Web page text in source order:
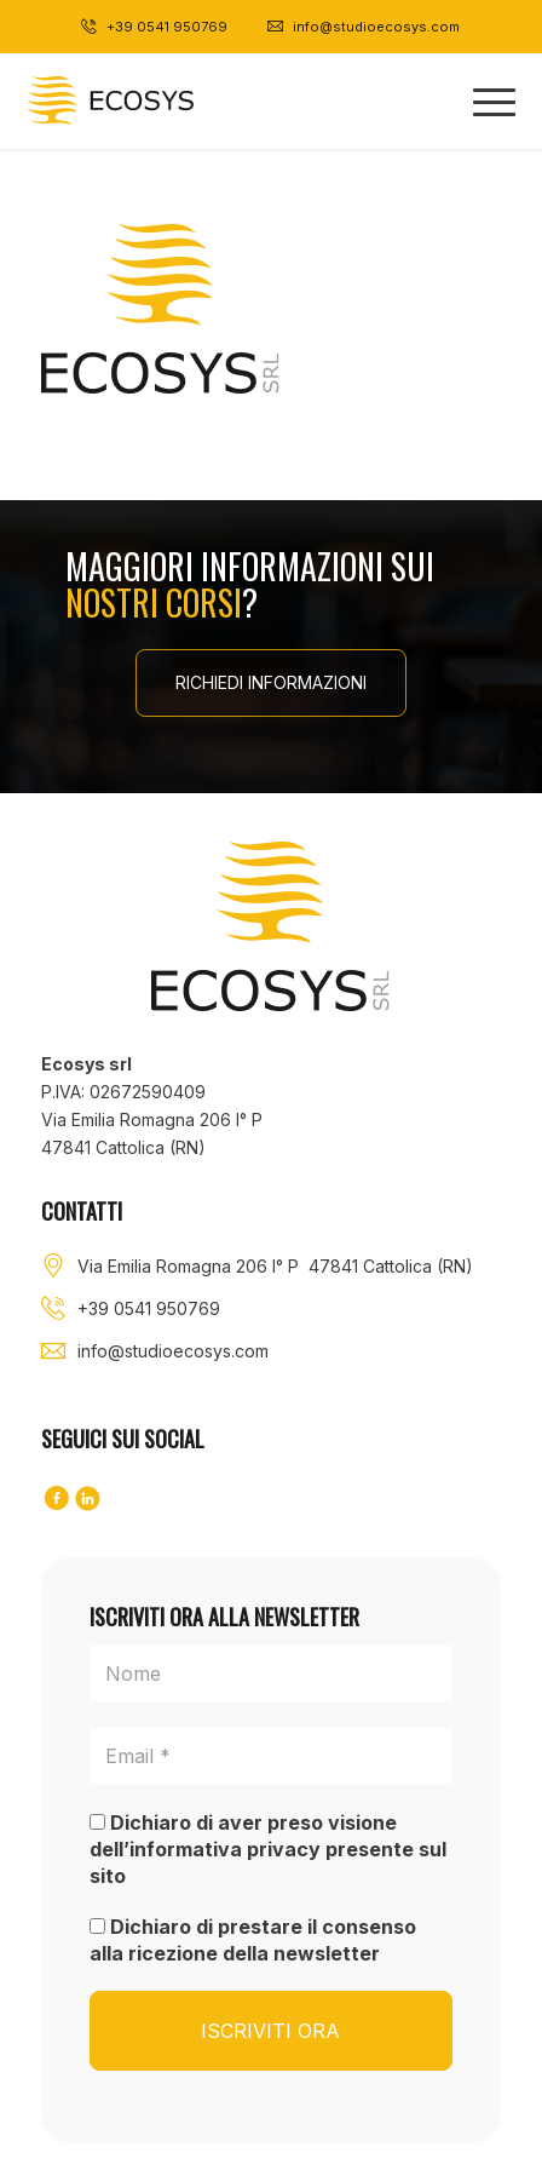
+39 0541 950769 info@studioecosys.com
MAGGIORI INFORMAZIONI SUI
NOSTRI CORSI?
RICHIEDI INFORMAZIONI
Ecosys srl
P.IVA: 02672590409
Via Emilia Romagna 206 I° P
47841 Cattolica (RN)
CONTATTI
Via Emilia Romagna 206 I° P 47841 Cattolica (RN)
+39 0541 950769
info@studioecosys.com
SEGUICI SUI SOCIAL
ISCRIVITI ORA ALLA NEWSLETTER
Dichiaro di aver preso visione
dell’informativa privacy presente sul
sito
Dichiaro di prestare il consenso
alla ricezione della newsletter